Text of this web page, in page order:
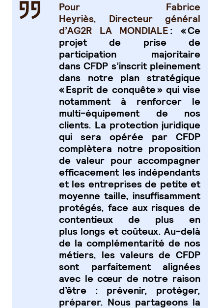
Pour Fabrice
Heyriès, Directeur général
d’AG2R LA MONDIALE: « Ce
projet de prise de
participation majoritaire
dans CFDP s’inscrit pleinement
dans notre plan stratégique
« Esprit de conquête » qui vise
notamment à renforcer le
multi-équipement de nos
clients. La protection juridique
qui sera opérée par CFDP
complètera notre proposition
de valeur pour accompagner
efficacement les indépendants
et les entreprises de petite et
moyenne taille, insuffisamment
protégés, face aux risques de
contentieux de plus en
plus longs et coûteux. Au-delà
de la complémentarité de nos
métiers, les valeurs de CFDP
sont parfaitement alignées
avec le cœur de notre raison
d’être : prévenir, protéger,
préparer. Nous partageons la